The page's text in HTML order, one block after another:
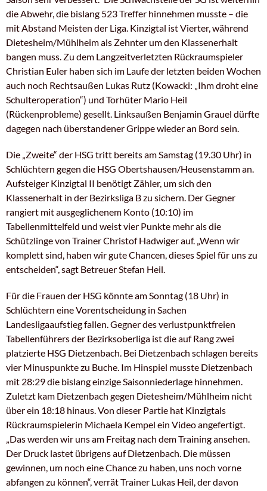
die Abwehr, die bislang 523 Treffer hinnehmen musste – die
mit Abstand Meisten der Liga. Kinzigtal ist Vierter, während
Dietesheim/Mühlheim als Zehnter um den Klassenerhalt
bangen muss. Zu dem Langzeitverletzten Rückraumspieler
Christian Euler haben sich im Laufe der letzten beiden Wochen
auch noch Rechtsaußen Lukas Rutz (Kowacki: „Ihm droht eine
Schulteroperation“) und Torhüter Mario Heil
(Rückenprobleme) gesellt. Linksaußen Benjamin Grauel dürfte
dagegen nach überstandener Grippe wieder an Bord sein.
Die „Zweite“ der HSG tritt bereits am Samstag (19.30 Uhr) in
Schlüchtern gegen die HSG Obertshausen/Heusenstamm an.
Aufsteiger Kinzigtal II benötigt Zähler, um sich den
Klassenerhalt in der Bezirksliga B zu sichern. Der Gegner
rangiert mit ausgeglichenem Konto (10:10) im
Tabellenmittelfeld und weist vier Punkte mehr als die
Schützlinge von Trainer Christof Hadwiger auf. „Wenn wir
komplett sind, haben wir gute Chancen, dieses Spiel für uns zu
entscheiden“, sagt Betreuer Stefan Heil.
Für die Frauen der HSG könnte am Sonntag (18 Uhr) in
Schlüchtern eine Vorentscheidung in Sachen
Landesligaaufstieg fallen. Gegner des verlustpunktfreien
Tabellenführers der Bezirksoberliga ist die auf Rang zwei
platzierte HSG Dietzenbach. Bei Dietzenbach schlagen bereits
vier Minuspunkte zu Buche. Im Hinspiel musste Dietzenbach
mit 28:29 die bislang einzige Saisonniederlage hinnehmen.
Zuletzt kam Dietzenbach gegen Dietesheim/Mühlheim nicht
über ein 18:18 hinaus. Von dieser Partie hat Kinzigtals
Rückraumspielerin Michaela Kempel ein Video angefertigt.
„Das werden wir uns am Freitag nach dem Training ansehen.
Der Druck lastet übrigens auf Dietzenbach. Die müssen
gewinnen, um noch eine Chance zu haben, uns noch vorne
abfangen zu können“, verrät Trainer Lukas Heil, der davon